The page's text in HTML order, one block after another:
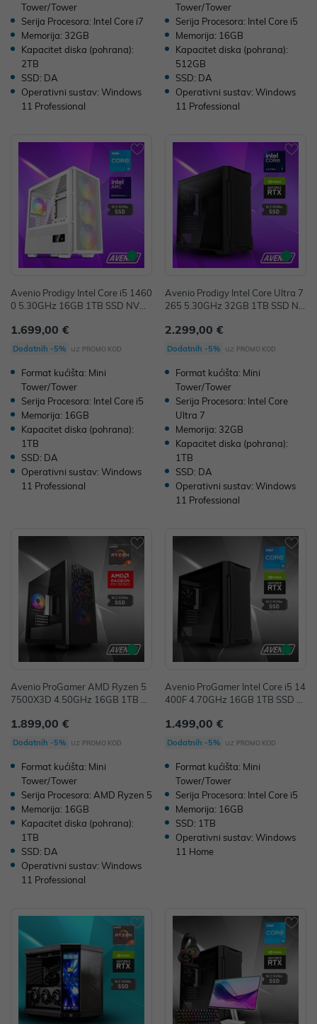
Tower/Tower
Serija Procesora: Intel Core i7
Memorija: 32GB
Kapacitet diska (pohrana):
2TB
SSD: DA
Operativni sustav: Windows
11 Professional
Tower/Tower
Serija Procesora: Intel Core i5
Memorija: 16GB
Kapacitet diska (pohrana):
512GB
SSD: DA
Operativni sustav: Windows
11 Professional
Avenio Prodigy Intel Core i5 1460
0 5.30GHz 16GB 1TB SSD NVMe
d 12GB GDDR6 P/N: 02243386
1.699,00 €
Dodatnih -5% uz PROMO KOD
Format kućišta: Mini
Tower/Tower
Serija Procesora: Intel Core i5
Memorija: 16GB
Kapacitet diska (pohrana):
1TB
SSD: DA
Operativni sustav: Windows
11 Professional
Avenio Prodigy Intel Core Ultra 7
265 5.30GHz 32GB 1TB SSD NV
tus 2X GDDR7 P/N: 02243385
2.299,00 €
Dodatnih -5% uz PROMO KOD
Format kućišta: Mini
Tower/Tower
Serija Procesora: Intel Core
Ultra 7
Memorija: 32GB
Kapacitet diska (pohrana):
1TB
SSD: DA
Operativni sustav: Windows
11 Professional
Avenio ProGamer AMD Ryzen 5
7500X3D 4.50GHz 16GB 1TB N
X 9060XT Pulse 16GB GDDR6 P/
N: 02243380
1.899,00 €
Dodatnih -5% uz PROMO KOD
Format kućišta: Mini
Tower/Tower
Serija Procesora: AMD Ryzen 5
Memorija: 16GB
Kapacitet diska (pohrana):
1TB
SSD: DA
Operativni sustav: Windows
11 Professional
Avenio ProGamer Intel Core i5 14
400F 4.70GHz 16GB 1TB SSD N
0 8GB GDDR7 P/N: 02243363
1.499,00 €
Dodatnih -5% uz PROMO KOD
Format kućišta: Mini
Tower/Tower
Serija Procesora: Intel Core i5
Memorija: 16GB
SSD: 1TB
Operativni sustav: Windows
11 Home